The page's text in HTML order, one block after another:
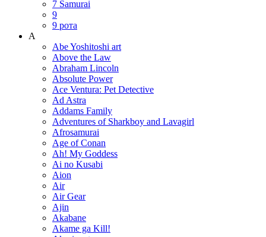
7 Samurai
9
9 рота
A
Abe Yoshitoshi art
Above the Law
Abraham Lincoln
Absolute Power
Ace Ventura: Pet Detective
Ad Astra
Addams Family
Adventures of Sharkboy and Lavagirl
Afrosamurai
Age of Conan
Ah! My Goddess
Ai no Kusabi
Aion
Air
Air Gear
Ajin
Akabane
Akame ga Kill!